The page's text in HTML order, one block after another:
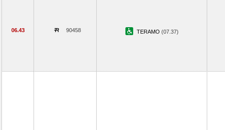
06.43 90458 TERAMO (07.37)